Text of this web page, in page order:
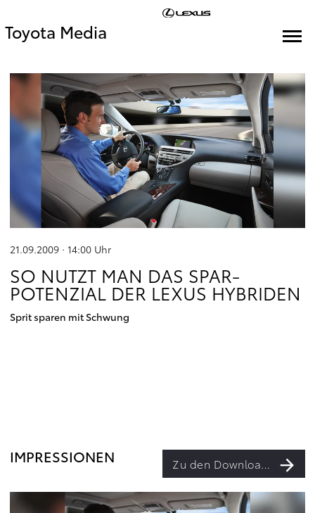
Toyota Media
21.09.2009 · 14:00 Uhr
SO NUTZT MAN DAS SPAR-
POTENZIAL DER LEXUS HYBRIDEN
Sprit sparen mit Schwung
IMPRESSIONEN Zu den Downloads